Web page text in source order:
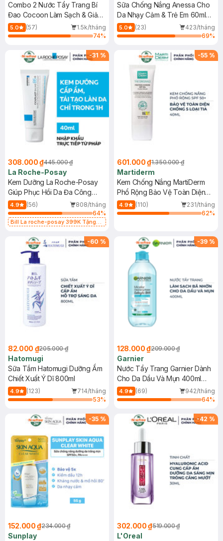
Combo 2 Nước Tẩy Trang Bí
Đao Cocoon Làm Sạch & Giảm
Dầu 500ml
5.0 (57)
1.5k/tháng
74%
Sữa Chống Nắng Anessa Cho
Da Nhạy Cảm & Trẻ Em 60ml
(Mới)
5.0 (23)
423/tháng
69%
-31 %
308.000 ₫445.000 ₫
La Roche-Posay
Kem Dưỡng La Roche-Posay
Giúp Phục Hồi Da Đa Công
Dụng 40ml
4.9 (56)
808/tháng
64%
Bill La roche-posay 399K Tặng
(SL có hạn)
-55 %
601.000 ₫1.350.000 ₫
Martiderm
Kem Chống Nắng MartiDerm
Phổ Rộng Bảo Vệ Toàn Diện
40ml
4.9 (110)
231/tháng
62%
-60 %
82.000 ₫205.000 ₫
Hatomugi
Sữa Tắm Hatomugi Dưỡng Ẩm
Chiết Xuất Ý Dĩ 800ml
4.9 (123)
714/tháng
53%
-39 %
128.000 ₫209.000 ₫
Garnier
Nước Tẩy Trang Garnier Dành
Cho Da Dầu Và Mụn 400ml
(Mới)
4.9 (69)
942/tháng
64%
-35 %
152.000 ₫234.000 ₫
Sunplay
-42 %
302.000 ₫519.000 ₫
L'Oreal